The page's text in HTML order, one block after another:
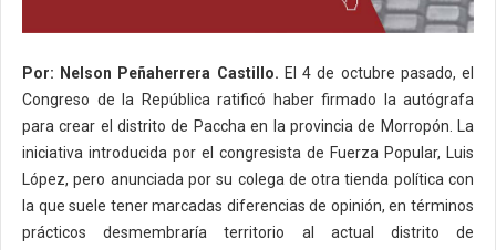
Por: Nelson Peñaherrera Castillo. El 4 de octubre pasado, el
Congreso de la República ratificó haber firmado la autógrafa
para crear el distrito de Paccha en la provincia de Morropón. La
iniciativa introducida por el congresista de Fuerza Popular, Luis
López, pero anunciada por su colega de otra tienda política con
la que suele tener marcadas diferencias de opinión, en términos
prácticos desmembraría territorio al actual distrito de